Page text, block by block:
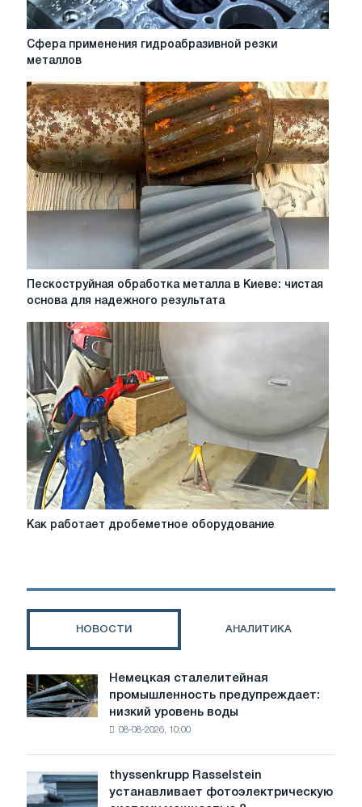
Сфера
применения
резки
металлов
Сфера применения гидроабразивной резки
металлов
Пескоструйная
обработка
Киеве:
чистая
основа
для
надежного
результата
Пескоструйная обработка металла в Киеве: чистая
основа для надежного результата
Как
работает
Как работает дробеметное оборудование
НОВОСТИ АНАЛИТИКА
Немецкая
сталелитейная
промышленность
предупреждает:
воды
угрожает
Немецкая сталелитейная
промышленность предупреждает:
низкий уровень воды
08-08-2026, 10:00
thyssenkrupp
Rasselstein
thyssenkrupp Rasselstein
устанавливает фотоэлектрическую